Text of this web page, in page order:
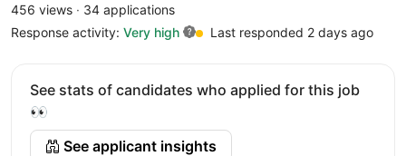
456 views · 34 applications
Response activity: Very high Last responded 2 days ago
See stats of candidates who applied for this job
👀
See applicant insights